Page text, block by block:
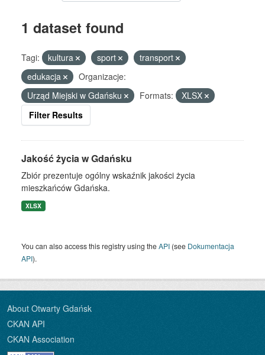
1 dataset found
Tagi: kultura sport
transport
edukacja
Organizacje:
Urząd Miejski w Gdańsku
Formats:
XLSX
Filter Results
Jakość życia w Gdańsku
Zbiór prezentuje ogólny wskaźnik jakości życia
mieszkańców Gdańska.
XLSX
You can also access this registry using theAPI (see Dokumentacja
API).
About Otwarty Gdańsk
CKAN API
CKAN Association